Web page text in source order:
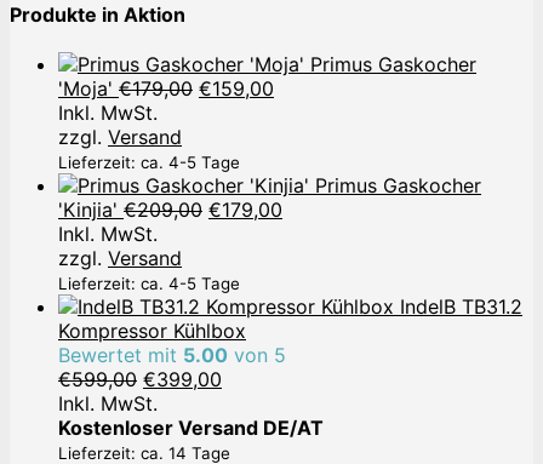
Produkte in Aktion
Primus Gaskocher
'Moja' €179,00 Ursprünglicher
€179,00
€159,00
Inkl. MwSt.
zzgl. Versand
Lieferzeit: ca. 4-5 Tage
Primus Gaskocher
'Kinjia' €209,00 Ursprünglicher
€209,00
€179,00
Inkl. MwSt.
zzgl. Versand
Lieferzeit: ca. 4-5 Tage
IndelB TB31.2
Kompressor Kühlbox
Bewertet mit 5.00 von 5
€599,00 Ursprünglicher
Preis
war:
€599,00
€399,00
ist:
€399,00.
Inkl. MwSt.
Kostenloser Versand DE/AT
Lieferzeit: ca. 14 Tage